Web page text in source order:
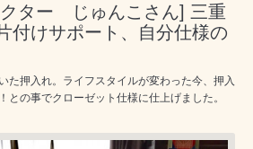
ター じゅんこさん] 三重
付けサポート、自分仕様の
た押入れ。ライフスタイルが変わった今、押入
との事でクローゼット仕様に仕上げました。